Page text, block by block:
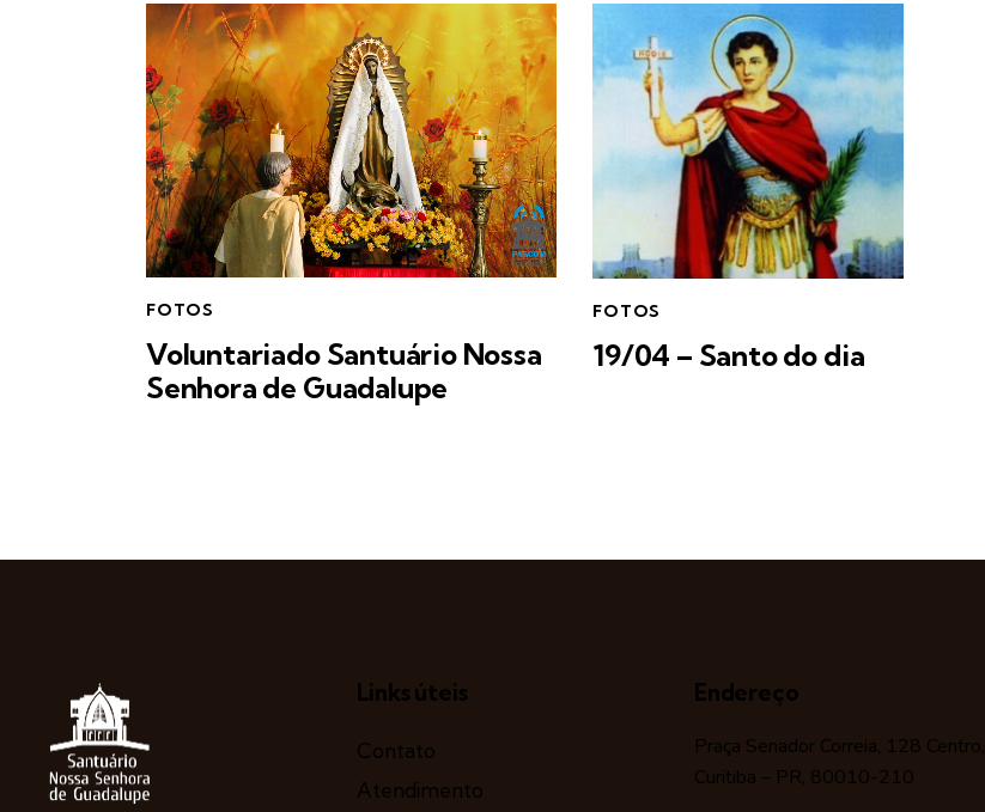
FOTOS
Voluntariado Santuário Nossa
Senhora de Guadalupe
FOTOS
19/04 – Santo do dia
Links úteis
Contato
Atendimento
Endereço
Praça Senador Correia, 128 Centro,
Curitiba – PR, 80010-210